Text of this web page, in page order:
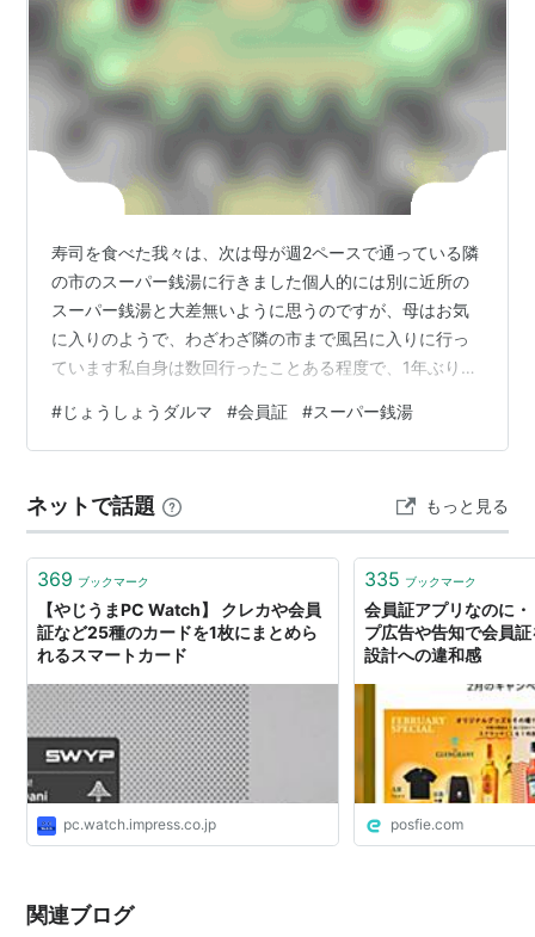
寿司を食べた我々は、次は母が週2ペースで通っている隣
の市のスーパー銭湯に行きました個人的には別に近所の
スーパー銭湯と大差無いように思うのですが、母はお気
に入りのようで、わざわざ隣の市まで風呂に入りに行っ
ています私自身は数回行ったことある程度で、1年ぶりく
風の大きなディスプレイのタッチパネル式の券売機にな
っていましたそこは家族の誰かが会員であれば、皆会員
の母に買うのを任せたのですが、母はいきなりQRコード
の付いている会員証を券売機のどこにかざせば良いのか
わかりません「係の人に聞く」と、スタッフを捕…
#じょうしょうダルマ #会員証 #スーパー銭湯
ネットで話題 もっと見る
369 ブックマーク
【やじうまPC Watch】 クレカや会員
証など25種のカードを1枚にまとめら
れるスマートカード
pc.watch.impress.co.jp
335 ブックマーク
会員証アプリなのに
プ広告や告知で会員
設計への違和感
posfie.com
関連ブログ